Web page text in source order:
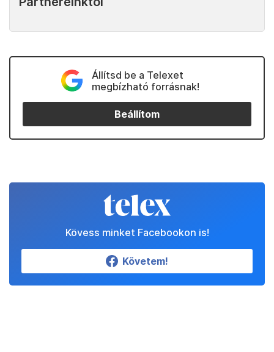
Állítsd be a Telexet
megbízható forrásnak!
Beállítom
Kövess minket Facebookon is!
Követem!